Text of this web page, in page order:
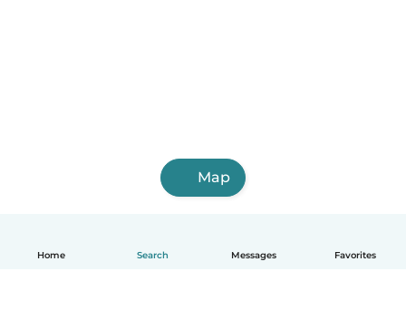
Home Search Messages Favorites
Map